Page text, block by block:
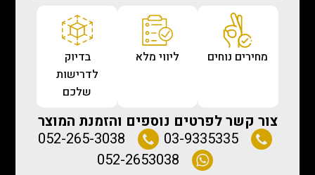
מחירים נוחים ליווי מלא
בדיוק
לדרישות
שלכם
צור קשר לפרטים נוספים והזמנת המוצר
03-9335335
052-265-3038
052-2653038